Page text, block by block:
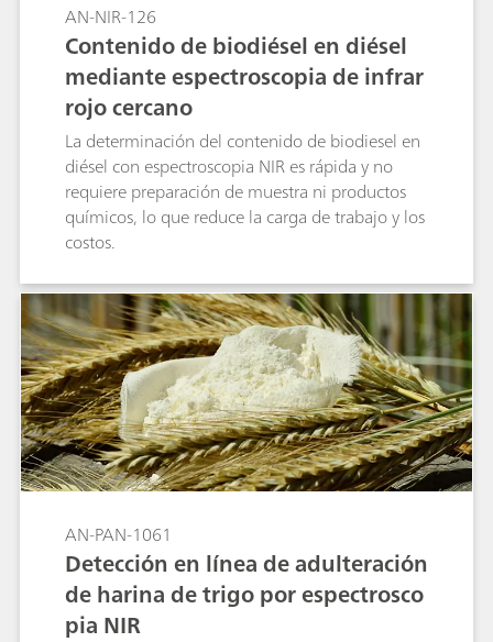
AN-NIR-126
Contenido de biodiésel en diésel
mediante espectroscopia de infrar
rojo cercano
La determinación del contenido de biodiesel en
diésel con espectroscopia NIR es rápida y no
requiere preparación de muestra ni productos
químicos, lo que reduce la carga de trabajo y los
costos.
AN-PAN-1061
Detección en línea de adulteración
de harina de trigo por espectrosco
pia NIR